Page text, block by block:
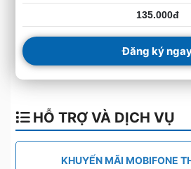
135.000đ
Đăng ký
HỖ TRỢ VÀ DỊCH VỤ
KHUYẾN MÃI MOBIFONE